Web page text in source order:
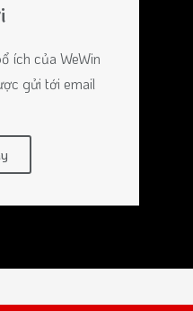
ích của WeWin
gửi tới email